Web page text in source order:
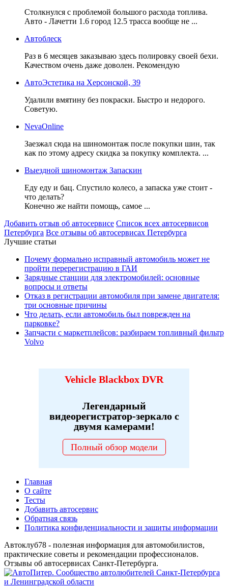
Столкнулся с проблемой большого расхода топлива.
Авто - Лачетти 1.6 город 12.5 трасса вообще не ...
Автоблеск
Раз в 6 месяцев заказываю здесь полировку своей бехи.
Качеством очень даже доволен. Рекомендую
АвтоЭстетика на Херсонской, 39
Удалили вмятину без покраски. Быстро и недорого.
Советую.
NevaOnline
Заезжал сюда на шиномонтаж после покупки шин, так
как по этому адресу скидка за покупку комплекта. ...
Выездной шиномонтаж Запаскин
Еду еду и бац. Спустило колесо, а запаска уже стоит -
что делать?
Конечно же найти помощь, самое ...
Добавить отзыв об автосервисе Список всех автосервисов
Петербурга Все отзывы об автосервисах Петербурга
Лучшие статьи
Почему формально исправный автомобиль может не
пройти перерегистрацию в ГАИ
Зарядные станции для электромобилей: основные
вопросы и ответы
Отказ в регистрации автомобиля при замене двигателя:
три основные причины
Что делать, если автомобиль был поврежден на
парковке?
Запчасти с маркетплейсов: разбираем топливный фильтр
Volvo
Vehicle Blackbox DVR
Легендарный
видеорегистратор-зеркало с
двумя камерами!
Полный обзор модели
Главная
О сайте
Тесты
Добавить автосервис
Обратная связь
Политика конфиденциальности и защиты информации
Автоклуб78 - полезная информация для автомобилистов,
практические советы и рекомендации профессионалов.
Отзывы об автосервисах Санкт-Петербурга.